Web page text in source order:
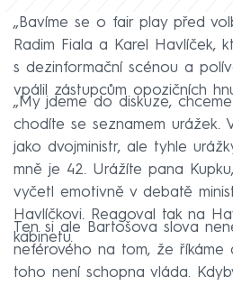
„Bavíme se o fair play před
Radim Fiala a Karel Havlíček,
s dezinformační scénou a
vpálil zástupcům opozičních
„My jdeme do diskuze,
chodíte se seznamem urážek.
jako dvojministr, ale tyhle
mně je 42. Urážíte pana
vyčetl emotivně v debatě
Havlíčkovi. Reagoval tak na
kabinetu.
Ten si ale Bartošova slova
neférového na tom, že říkáme
toho není schopna vláda.